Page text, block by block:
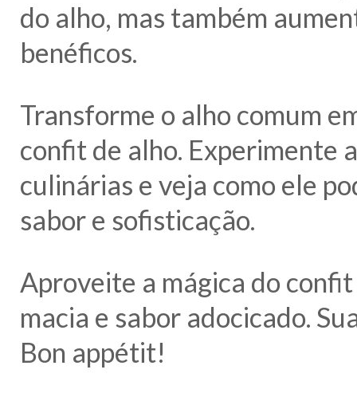
do alho, mas também
benéficos.
Transforme o alho comum
confit de alho. Experimente
culinárias e veja como ele
sabor e sofisticação.
Aproveite a mágica do
macia e sabor adocicado.
Bon appétit!